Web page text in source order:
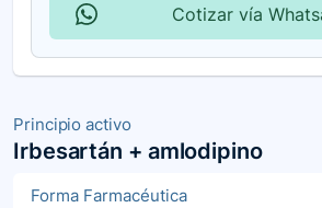
Principio activo
Irbesartán + amlodipino
Forma Farmacéutica
Cotizar vía